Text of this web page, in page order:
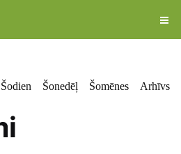
Šodien Šonedēļ Šomēnes Arhīvs